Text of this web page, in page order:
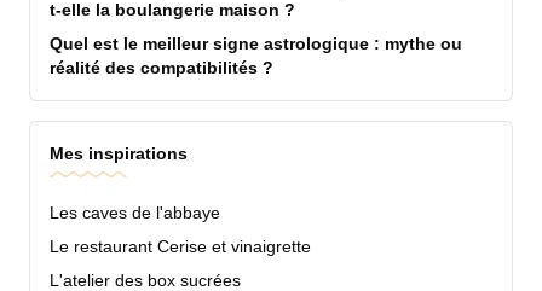
t-elle la boulangerie maison ?
Quel est le meilleur signe astrologique : mythe ou
réalité des compatibilités ?
Mes inspirations
Les caves de l'abbaye
Le restaurant Cerise et vinaigrette
L'atelier des box sucrées